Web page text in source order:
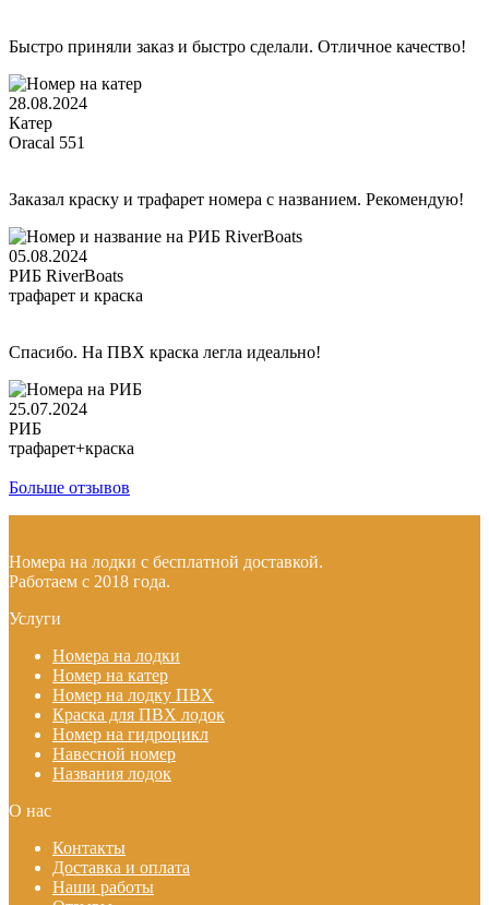
Быстро приняли заказ и быстро сделали. Отличное качество!
28.08.2024
Катер
Oracal 551
Заказал краску и трафарет номера с названием. Рекомендую!
05.08.2024
РИБ RiverBoats
трафарет и краска
Спасибо. На ПВХ краска легла идеально!
25.07.2024
РИБ
трафарет+краска
Больше отзывов
Номера на лодки с бесплатной доставкой.
Работаем с 2018 года.
Услуги
Номера на лодки
Номер на катер
Номер на лодку ПВХ
Краска для ПВХ лодок
Номер на гидроцикл
Навесной номер
Названия лодок
О нас
Контакты
Доставка и оплата
Наши работы